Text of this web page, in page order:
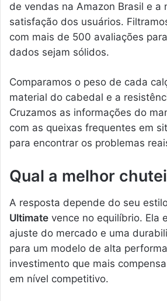
de vendas na Amazon Brasil e a
satisfação dos usuários.
com mais de 500 avaliações
dados sejam sólidos.
Comparamos o peso de cada
material do cabedal e a
Cruzamos as informações do
com as queixas frequentes em
para encontrar os problemas
Qual a melhor
A resposta depende do seu
Ultimate vence no equilíbrio. Ela
ajuste do mercado e uma
para um modelo de alta
investimento que mais
em nível competitivo.